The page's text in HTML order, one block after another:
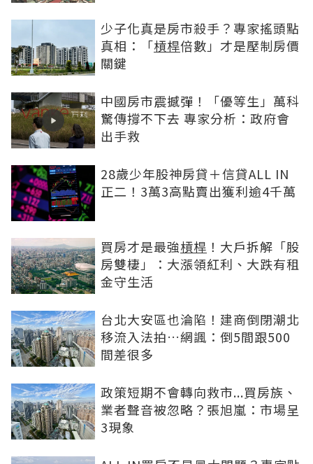
少子化真是房市殺手？專家搖頭點
真相：「槓桿倍數」才是壓制房價
關鍵
中國房市震撼彈！「優等生」萬科
驚傳撐不下去 專家分析：政府會
出手救
28歲少年股神房貸＋信貸ALL IN
正二！3萬3高點賣出獲利逾4千萬
買房才是最強槓桿 ！大戶拆解「股
房雙棲」：大漲領紅利、大跌有租
金守生活
台北大安區也淪陷！建商倒閉潮北
移流入法拍…網諷：倒5間跟500
間差很多
政策短期不會轉向救市...買房族、
業者聲音被忽略？張旭嵐：市場呈
3現象